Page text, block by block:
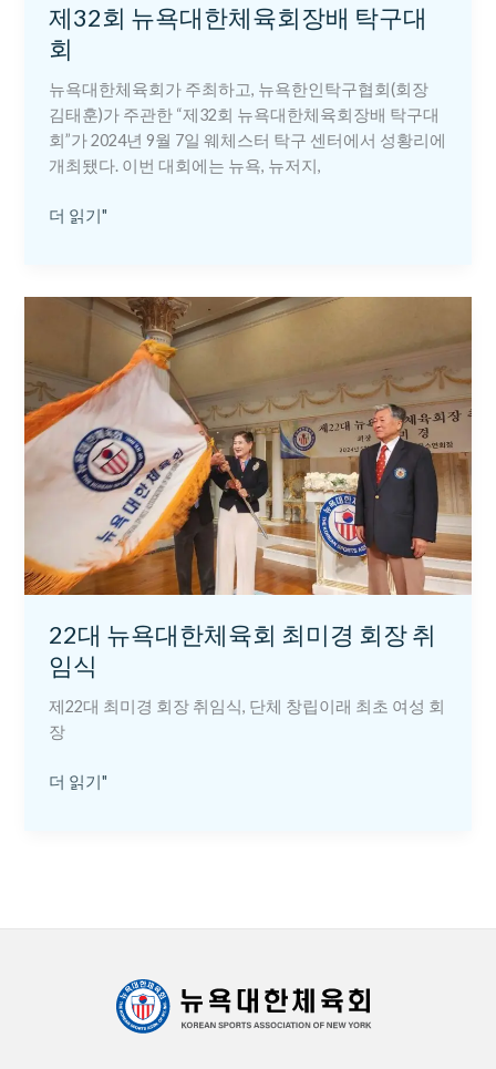
제32회 뉴욕대한체육회장배 탁구대
회
뉴욕대한체육회가 주최하고, 뉴욕한인탁구협회(회장
김태훈)가 주관한 “제32회 뉴욕대한체육회장배 탁구대
회”가 2024년 9월 7일 웨체스터 탁구 센터에서 성황리에
개최됐다. 이번 대회에는 뉴욕, 뉴저지,
육
회
장
배
탁
구
회
더 읽기"
22대 뉴욕대한체육회 최미경 회장 취
임식
제22대 최미경 회장 취임식, 단체 창립이래 최초 여성 회
장
욕
대
한
체
육
미
경
장
취
식
더 읽기"